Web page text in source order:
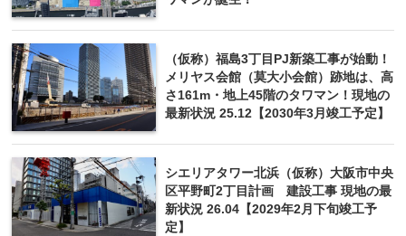
（仮称）福島3丁目PJ新築工事が始動！
メリヤス会館（莫大小会館）跡地は、高
さ161m・地上45階のタワマン！現地の
最新状況 25.12【2030年3月竣工予定】
シエリアタワー北浜（仮称）大阪市中央
区平野町2丁目計画 建設工事 現地の最
新状況 26.04【2029年2月下旬竣工予
定】